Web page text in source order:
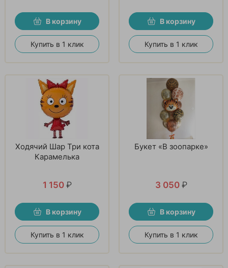
В корзину
Купить в 1 клик
В корзину
Купить в 1 клик
Ходячий Шар Три кота
Карамелька
1 150 ₽
В корзину
Купить в 1 клик
Букет «В зоопарке»
3 050 ₽
В корзину
Купить в 1 клик